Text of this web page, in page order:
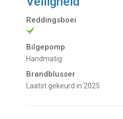
Reddingsboei
Bilgepomp
handmatig
Brandblusser
laatst gekeurd in 2025